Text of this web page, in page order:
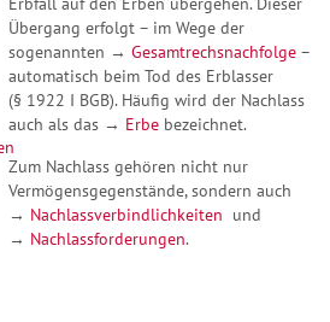
Übergang erfolgt – im Wege der
sogenannten →Gesamtrechsnachfolge –
automatisch beim Tod des Erblasser
(§ 1922 I BGB). Häufig wird der Nachlass
auch als das → Erbe bezeichnet.
Zum Nachlass gehören nicht nur
Vermögensgegenstände, sondern auch
→ Nachlassverbindlichkeiten und
→ Nachlassforderungen.